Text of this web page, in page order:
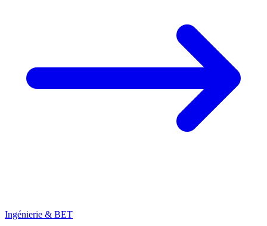
Ingénierie & BET